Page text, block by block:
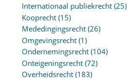
Internationaal publiekrecht(25)
Kooprecht(15)
Mededingingsrecht(26)
Omgevingsrecht(1)
Ondernemingsrecht(104)
Onteigeningsrecht(72)
Overheidsrecht(183)